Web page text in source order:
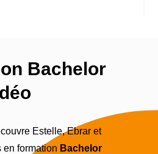
Bachelor
Estelle, Ebrar et
en formation Bachelor